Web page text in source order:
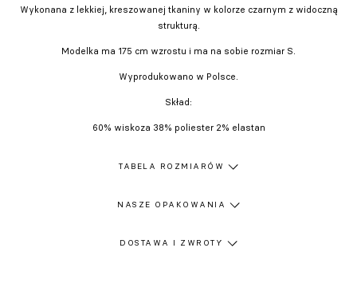
Wykonana z lekkiej, kreszowanej tkaniny w kolorze czarnym z widoczną
strukturą.
Modelka ma 175 cm wzrostu i ma na sobie rozmiar S.
Wyprodukowano w Polsce.
Skład:
60% wiskoza 38% poliester 2% elastan
TABELA ROZMIARÓW
NASZE OPAKOWANIA
DOSTAWA I ZWROTY